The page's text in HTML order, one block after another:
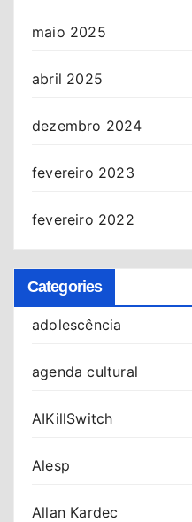
maio 2025
abril 2025
dezembro 2024
fevereiro 2023
fevereiro 2022
Categories
adolescência
agenda cultural
AIKillSwitch
Alesp
Allan Kardec